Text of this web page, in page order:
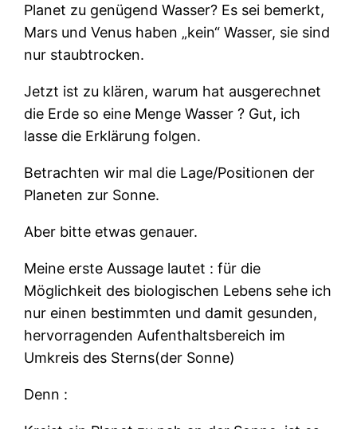
Planet zu genügend Wasser? Es sei bemerkt,
Mars und Venus haben „kein“ Wasser, sie sind
nur staubtrocken.
Jetzt ist zu klären, warum hat ausgerechnet
die Erde so eine Menge Wasser ? Gut, ich
lasse die Erklärung folgen.
Betrachten wir mal die Lage/Positionen der
Planeten zur Sonne.
Aber bitte etwas genauer.
Meine erste Aussage lautet : für die
Möglichkeit des biologischen Lebens sehe ich
nur einen bestimmten und damit gesunden,
hervorragenden Aufenthaltsbereich im
Umkreis des Sterns(der Sonne)
Denn :